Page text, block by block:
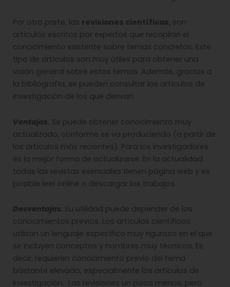
Por otra parte, las revisiones científicas, son
artículos escritos por expertos que recopilan el
conocimiento existente sobre temas concretos. Este
tipo de artículos son muy útiles para obtener una
visión general sobre estos temas. Además, gracias a
la bibliografía, se pueden consultar los artículos de
investigación de los que derivan.
Ventajas. Se puede obtener conocimiento muy
actualizado, conforme se va produciendo (a partir de
los artículos más recientes). Para los investigadores
es la mejor forma de actualizarse. En la actualidad
todas las revistas esenciales tienen página web y es
posible leer online o descargar los trabajos.
Desventajas. Su utilidad puede depender de los
conocimientos previos. Los artículos científicos
utilizan un lenguaje específico muy riguroso en el que
se incluyen conceptos y nombres muy técnicos. Es
decir, requieren conocimiento previo del tema
bastante elevado, especialmente los artículos de
investigación. Las revisiones un poco menos, pero